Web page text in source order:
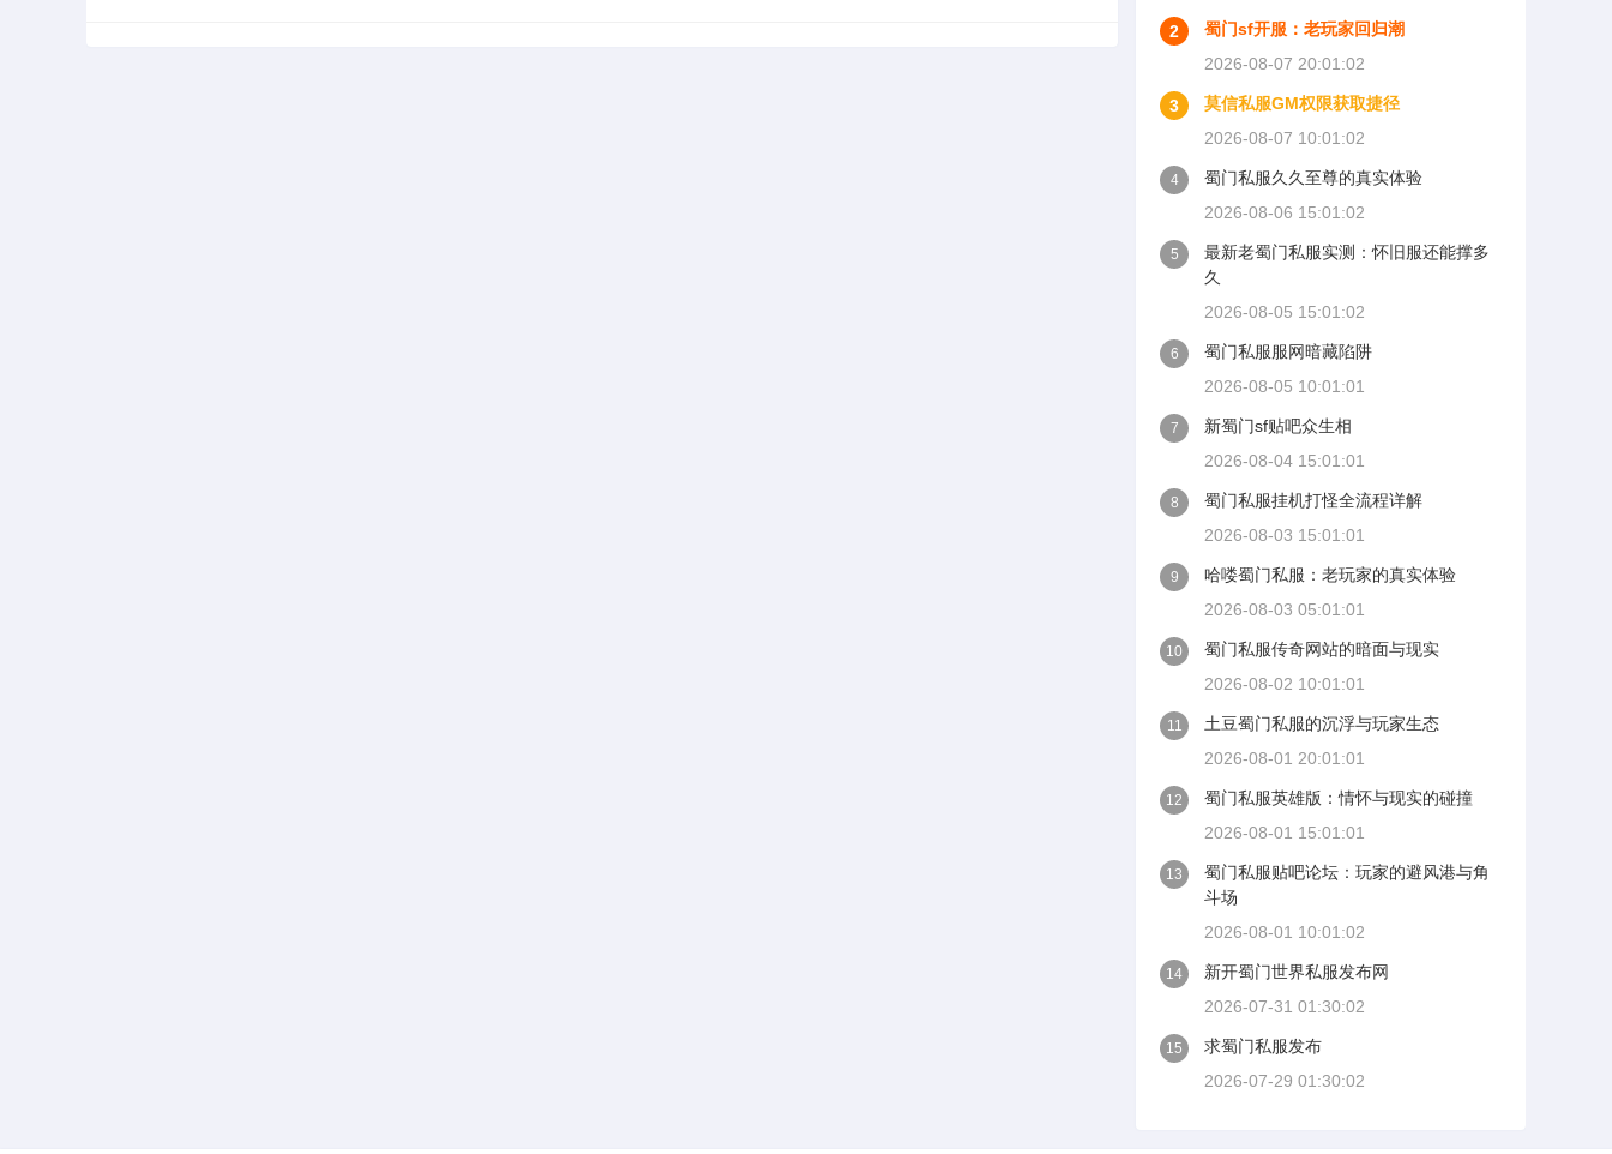
2
蜀门sf开服：老玩家回归潮
2026-08-07 20:01:02
3
莫信私服GM权限获取捷径
2026-08-07 10:01:02
4
蜀门私服久久至尊的真实体验
2026-08-06 15:01:02
5
最新老蜀门私服实测：怀旧服还能撑多
久
2026-08-05 15:01:02
6
蜀门私服服网暗藏陷阱
2026-08-05 10:01:01
7
新蜀门sf贴吧众生相
2026-08-04 15:01:01
8
蜀门私服挂机打怪全流程详解
2026-08-03 15:01:01
9
哈喽蜀门私服：老玩家的真实体验
2026-08-03 05:01:01
10
蜀门私服传奇网站的暗面与现实
2026-08-02 10:01:01
11
土豆蜀门私服的沉浮与玩家生态
2026-08-01 20:01:01
12
蜀门私服英雄版：情怀与现实的碰撞
2026-08-01 15:01:01
13
蜀门私服贴吧论坛：玩家的避风港与角
斗场
2026-08-01 10:01:02
14
新开蜀门世界私服发布网
2026-07-31 01:30:02
15
求蜀门私服发布
2026-07-29 01:30:02